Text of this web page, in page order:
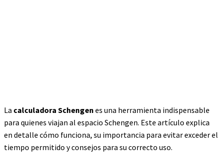
La calculadora Schengen es una herramienta indispensable
para quienes viajan al espacio Schengen. Este artículo explica
en detalle cómo funciona, su importancia para evitar exceder el
tiempo permitido y consejos para su correcto uso.